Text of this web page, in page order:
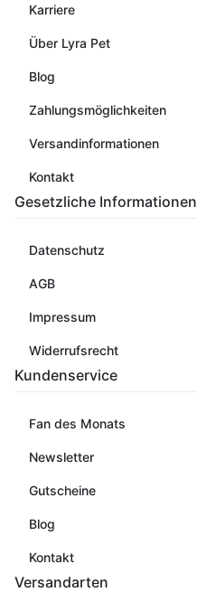
Karriere
Über Lyra Pet
Blog
Zahlungsmöglichkeiten
Versandinformationen
Kontakt
Gesetzliche Informationen
Datenschutz
AGB
Impressum
Widerrufsrecht
Kundenservice
Fan des Monats
Newsletter
Gutscheine
Blog
Kontakt
Versandarten